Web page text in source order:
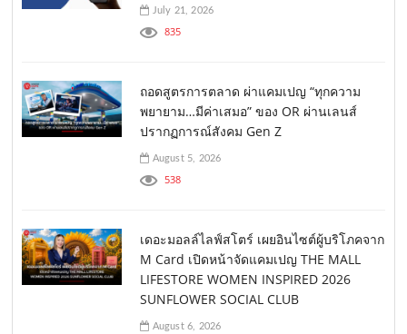
July 21, 2026
835
ถอดสูตรการตลาด ผ่าแคมเปญ “ทุกความ
พยายาม…มีค่าเสมอ” ของ OR ผ่านเลนส์
ปรากฏการณ์สังคม Gen Z
August 5, 2026
538
เดอะมอลล์ไลฟ์สโตร์ เผยอินไซต์ผู้บริโภคจาก
M Card เปิดหน้าจัดแคมเปญ THE MALL
LIFESTORE WOMEN INSPIRED 2026
SUNFLOWER SOCIAL CLUB
August 6, 2026